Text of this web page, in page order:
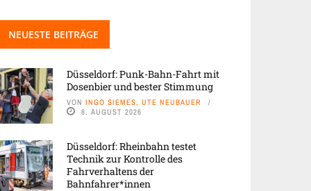
NEUESTE BEITRÄGE
Düsseldorf: Punk-Bahn-Fahrt mit
Dosenbier und bester Stimmung
VON INGO SIEMES, UTE NEUBAUER
8. AUGUST 2026
Düsseldorf: Rheinbahn testet
Technik zur Kontrolle des
Fahrverhaltens der
Bahnfahrer*innen